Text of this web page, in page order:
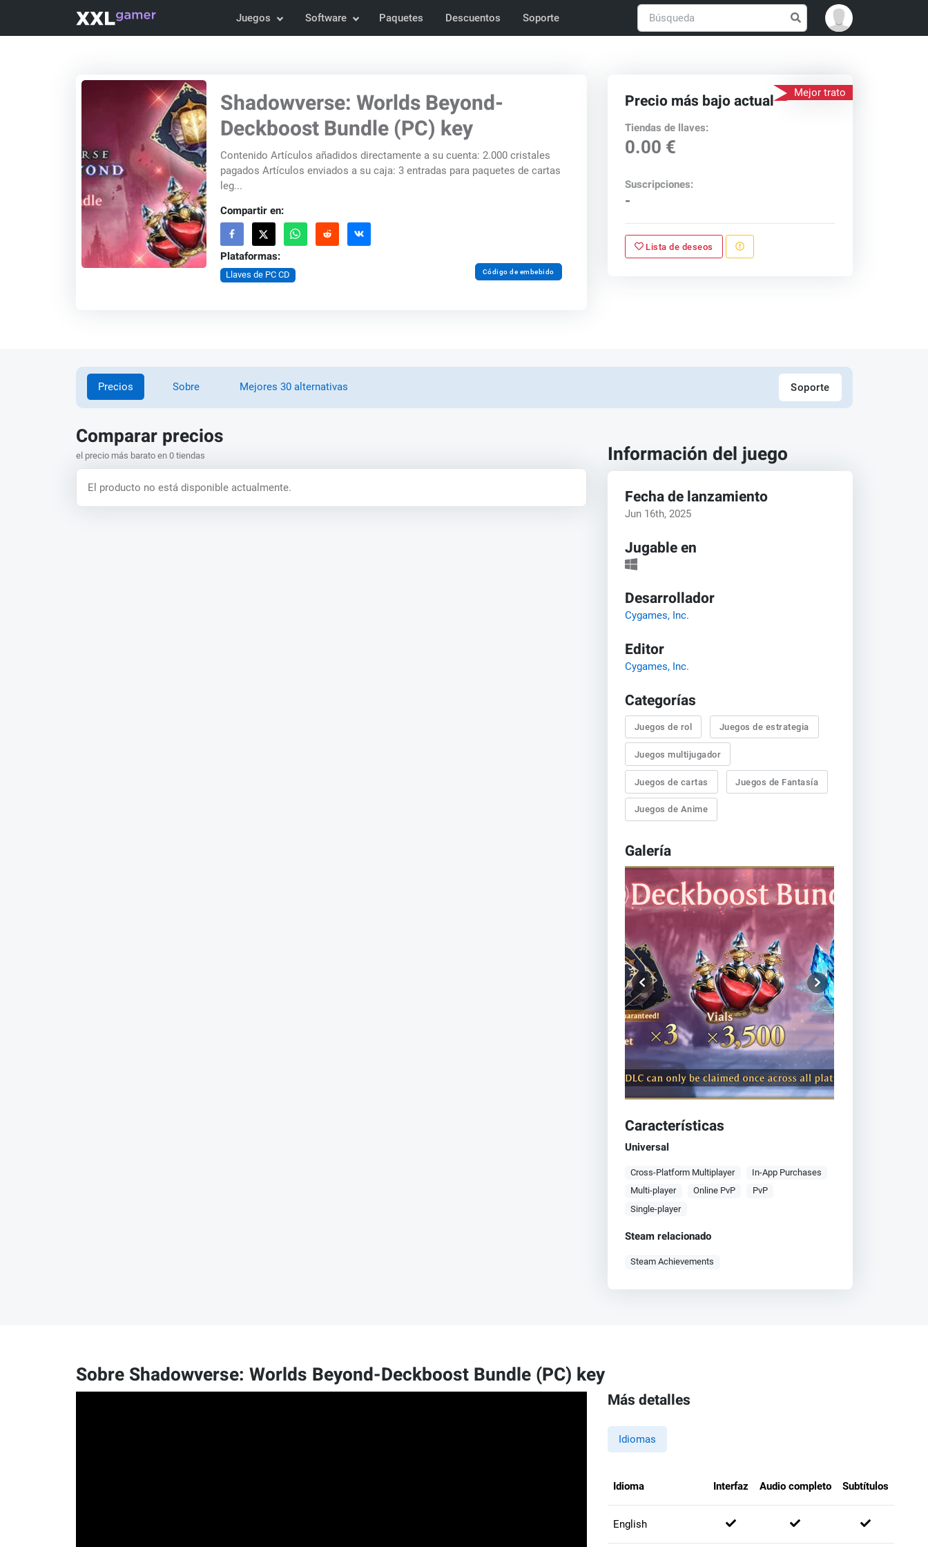
Juegos Software Paquetes Descuentos Soporte
Shadowverse: Worlds Beyond-
Deckboost Bundle (PC) key
Contenido Artículos añadidos directamente a su cuenta: 2.000 cristales
pagados Artículos enviados a su caja: 3 entradas para paquetes de cartas
leg...
Compartir en:
Plataformas:
Llaves de PC CD Código de embebido
Mejor trato
Precio más bajo actual
Tiendas de llaves:
0.00 €
Suscripciones:
-
Lista de deseos
Precios Sobre Mejores 30 alternativas Soporte
Comparar precios
el precio más barato en 0 tiendas
El producto no está disponible actualmente.
Información del juego
Fecha de lanzamiento
Jun 16th, 2025
Jugable en
Desarrollador
Cygames, Inc.
Editor
Cygames, Inc.
Categorías
Juegos de rol Juegos de estrategia
Juegos multijugador
Juegos de cartas Juegos de Fantasía
Juegos de Anime
Galería
Características
Universal
Cross-Platform Multiplayer
In-App Purchases
Multi-player
Online PvP
PvP
Single-player
Steam relacionado
Steam Achievements
Sobre Shadowverse: Worlds Beyond-Deckboost Bundle (PC) key
Más detalles
Idiomas
Idioma Interfaz Audio completo Subtítulos
English